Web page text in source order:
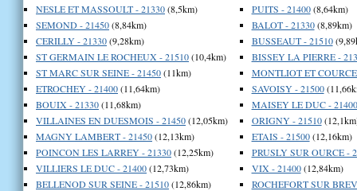
NESLE ET MASSOULT - 21330(8,5km)
SEMOND - 21450(8,84km)
CERILLY - 21330(9,28km)
ST GERMAIN LE ROCHEUX - 21510(10,4km)
ST MARC SUR SEINE - 21450(11km)
ETROCHEY - 21400(11,64km)
BOUIX - 21330(11,68km)
VILLAINES EN DUESMOIS - 21450(12,05km)
MAGNY LAMBERT - 21450(12,13km)
POINCON LES LARREY - 21330(12,25km)
VILLIERS LE DUC - 21400(12,73km)
BELLENOD SUR SEINE - 21510(12,86km)
PUITS - 21400(8,64km)
BALOT - 21330(8,89km)
BUSSEAUT - 21510
BISSEY LA PIERRE -
MONTLIOT ET
SAVOISY - 21500
MAISEY LE DUC - 21400
ORIGNY - 21510
ETAIS - 21500(12,16km)
PRUSLY SUR OURCE -
VIX - 21400(12,84km)
ROCHEFORT SUR